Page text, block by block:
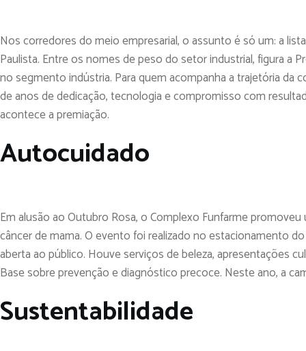
Nos corredores do meio empresarial, o assunto é só um: a
Paulista. Entre os nomes de peso do setor industrial, figura a
no segmento indústria. Para quem acompanha a trajetória da
de anos de dedicação, tecnologia e compromisso com
acontece a premiação.
Autocuidado
Em alusão ao Outubro Rosa, o Complexo Funfarme
câncer de mama. O evento foi realizado no estacionamento
aberta ao público. Houve serviços de beleza, apresentações
Base sobre prevenção e diagnóstico precoce. Neste ano, a
Sustentabilidade